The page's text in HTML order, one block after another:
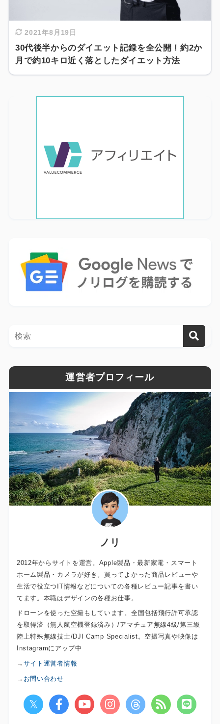
2021年8月19日
30代後半からのダイエット記録を全公開！約2か
月で約10キロ近く落としたダイエット方法
運営者プロフィール
ノリ
2012年からサイトを運営。Apple製品・最新家電・スマート
ホーム製品・カメラが好き。買ってよかった商品レビューや
生活で役立つIT情報などについての各種レビュー記事を書い
てます。本職はデザインの各種お仕事。
ドローンを使った空撮もしています。全国包括飛行許可承認
を取得済（無人航空機登録済み）/アマチュア無線4級/第三級
陸上特殊無線技士/DJI Camp Specialist。空撮写真や映像は
Instagramにアップ中
→ サイト運営者情報
→ お問い合わせ